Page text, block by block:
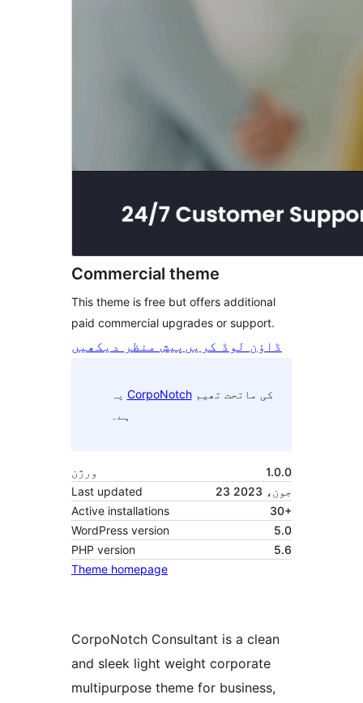
Commercial theme
This theme is free but offers additional
paid commercial upgrades or support.
پیش منظر دیکھیں ڈاؤن لوڈ کریں
CorpoNotchکی ماتحت تھیم
ہے۔
ورژن
1.0.0
Last updated
23 جون، 2023
Active installations
30+
WordPress version
5.0
PHP version
5.6
Theme homepage
CorpoNotch Consultant is a clean
and sleek light weight corporate
multipurpose theme for business,